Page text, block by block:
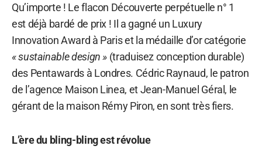
Qu’importe ! Le flacon Découverte perpétuelle n° 1
est déjà bardé de prix ! Il a gagné un Luxury
Innovation Award à Paris et la médaille d’or catégorie
« sustainable design » (traduisez conception durable)
des Pentawards à Londres. Cédric Raynaud, le patron
de l’agence Maison Linea, et Jean-Manuel Géral, le
gérant de la maison Rémy Piron, en sont très fiers.
L’ère du bling-bling est révolue